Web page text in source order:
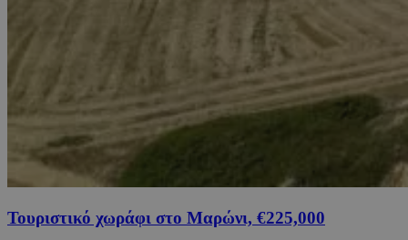
Τουριστικό χωράφι στο Μαρώνι, €225,000